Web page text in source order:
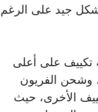
جيد على الرغم
تكييف على أعلى
وشحن الفريون
الأخرى، حيث